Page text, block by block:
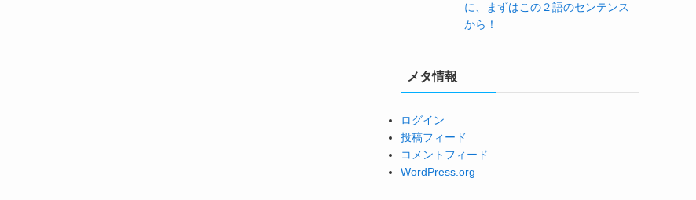
に、まずはこの２語のセンテンス
から！
メタ情報
ログイン
投稿フィード
コメントフィード
WordPress.org